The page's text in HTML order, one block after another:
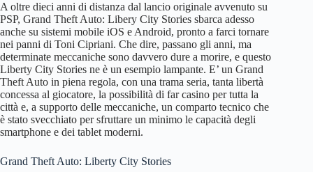
A oltre dieci anni di distanza dal lancio originale avvenuto su
PSP, Grand Theft Auto: Libery City Stories sbarca adesso
anche su sistemi mobile iOS e Android, pronto a farci tornare
nei panni di Toni Cipriani. Che dire, passano gli anni, ma
determinate meccaniche sono davvero dure a morire, e questo
Liberty City Stories ne è un esempio lampante. E’ un Grand
Theft Auto in piena regola, con una trama seria, tanta libertà
concessa al giocatore, la possibilità di far casino per tutta la
città e, a supporto delle meccaniche, un comparto tecnico che
è stato svecchiato per sfruttare un minimo le capacità degli
smartphone e dei tablet moderni.
Grand Theft Auto: Liberty City Stories